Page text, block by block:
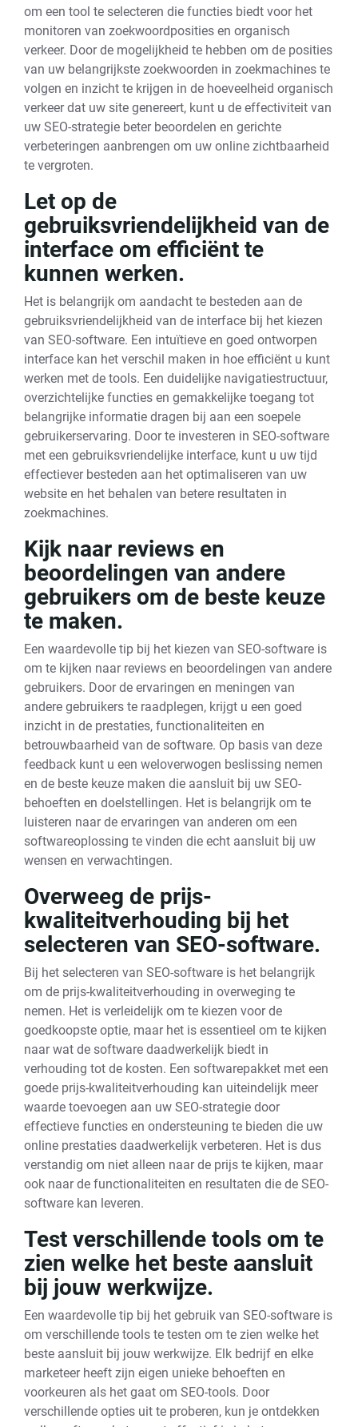
om een tool te selecteren die functies biedt voor het
monitoren van zoekwoordposities en organisch
verkeer. Door de mogelijkheid te hebben om de posities
van uw belangrijkste zoekwoorden in zoekmachines te
volgen en inzicht te krijgen in de hoeveelheid organisch
verkeer dat uw site genereert, kunt u de effectiviteit van
uw SEO-strategie beter beoordelen en gerichte
verbeteringen aanbrengen om uw online zichtbaarheid
te vergroten.
Let op de
gebruiksvriendelijkheid van de
interface om efficiënt te
kunnen werken.
Het is belangrijk om aandacht te besteden aan de
gebruiksvriendelijkheid van de interface bij het kiezen
van SEO-software. Een intuïtieve en goed ontworpen
interface kan het verschil maken in hoe efficiënt u kunt
werken met de tools. Een duidelijke navigatiestructuur,
overzichtelijke functies en gemakkelijke toegang tot
belangrijke informatie dragen bij aan een soepele
gebruikerservaring. Door te investeren in SEO-software
met een gebruiksvriendelijke interface, kunt u uw tijd
effectiever besteden aan het optimaliseren van uw
website en het behalen van betere resultaten in
zoekmachines.
Kijk naar reviews en
beoordelingen van andere
gebruikers om de beste keuze
te maken.
Een waardevolle tip bij het kiezen van SEO-software is
om te kijken naar reviews en beoordelingen van andere
gebruikers. Door de ervaringen en meningen van
andere gebruikers te raadplegen, krijgt u een goed
inzicht in de prestaties, functionaliteiten en
betrouwbaarheid van de software. Op basis van deze
feedback kunt u een weloverwogen beslissing nemen
en de beste keuze maken die aansluit bij uw SEO-
behoeften en doelstellingen. Het is belangrijk om te
luisteren naar de ervaringen van anderen om een
softwareoplossing te vinden die echt aansluit bij uw
wensen en verwachtingen.
Overweeg de prijs-
kwaliteitverhouding bij het
selecteren van SEO-software.
Bij het selecteren van SEO-software is het belangrijk
om de prijs-kwaliteitverhouding in overweging te
nemen. Het is verleidelijk om te kiezen voor de
goedkoopste optie, maar het is essentieel om te kijken
naar wat de software daadwerkelijk biedt in
verhouding tot de kosten. Een softwarepakket met een
goede prijs-kwaliteitverhouding kan uiteindelijk meer
waarde toevoegen aan uw SEO-strategie door
effectieve functies en ondersteuning te bieden die uw
online prestaties daadwerkelijk verbeteren. Het is dus
verstandig om niet alleen naar de prijs te kijken, maar
ook naar de functionaliteiten en resultaten die de SEO-
software kan leveren.
Test verschillende tools om te
zien welke het beste aansluit
bij jouw werkwijze.
Een waardevolle tip bij het gebruik van SEO-software is
om verschillende tools te testen om te zien welke het
beste aansluit bij jouw werkwijze. Elk bedrijf en elke
marketeer heeft zijn eigen unieke behoeften en
voorkeuren als het gaat om SEO-tools. Door
verschillende opties uit te proberen, kun je ontdekken